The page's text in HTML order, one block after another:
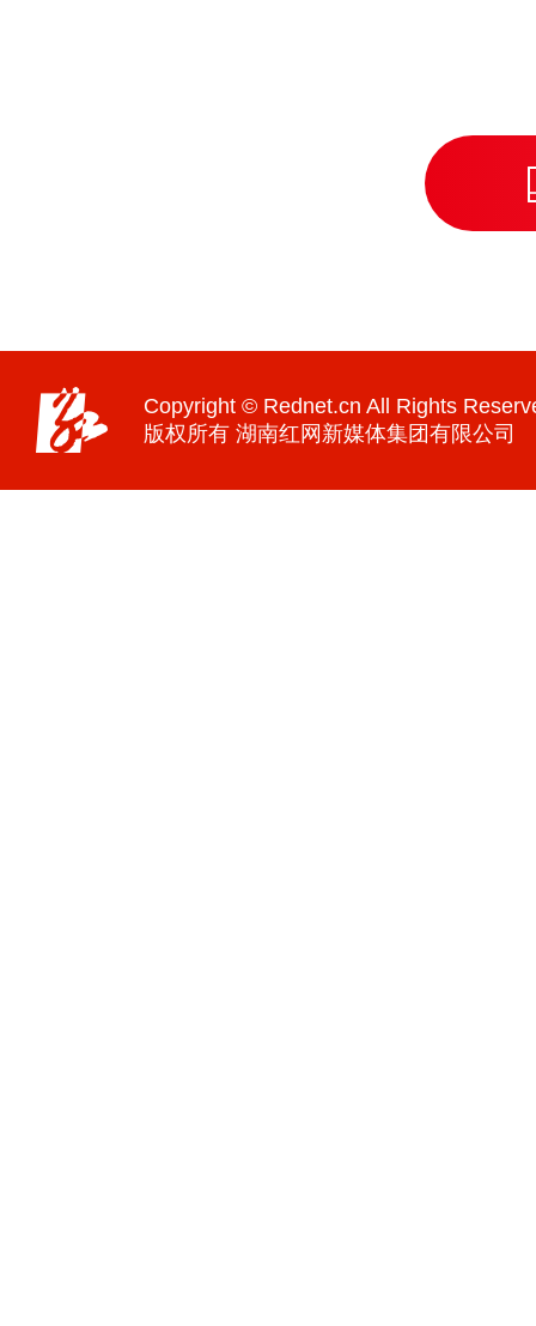
Copyright © Rednet.cn All Rights
版权所有 湖南红网新媒体集团有限公司